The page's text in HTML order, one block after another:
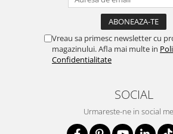
Vreau sa primesc newsletter cu
magazinului. Afla mai multe in
Confidentialitate
SOCIAL
Urmareste-ne in social